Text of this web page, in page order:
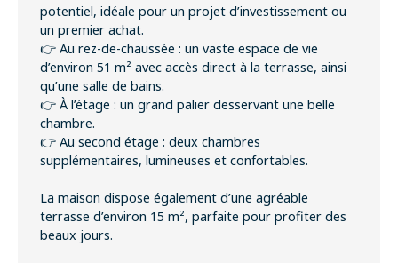
potentiel, idéale pour un projet d’investissement ou
un premier achat.
👉 Au rez-de-chaussée : un vaste espace de vie
d’environ 51 m² avec accès direct à la terrasse, ainsi
qu’une salle de bains.
👉 À l’étage : un grand palier desservant une belle
chambre.
👉 Au second étage : deux chambres
supplémentaires, lumineuses et confortables.
La maison dispose également d’une agréable
terrasse d’environ 15 m², parfaite pour profiter des
beaux jours.